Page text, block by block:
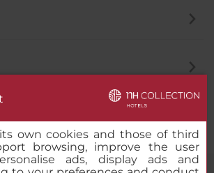
own cookies and those of third
browsing, improve the user
ads, display ads and